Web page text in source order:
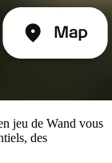
jeu de Wand vous
des